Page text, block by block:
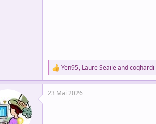
R
e
a
c
Yen95, Laure Seaileandcoqhardi
23 Mai 2026